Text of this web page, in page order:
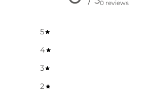
0 reviews
5
4
3
2